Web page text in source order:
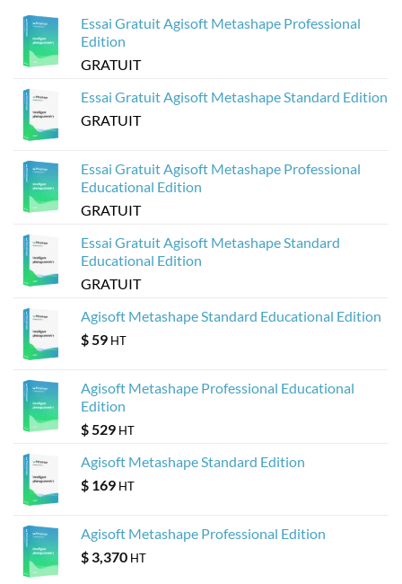
Web
partir
modèles
Agisoft
Metashape
Essai Gratuit Agisoft Metashape Professional
Edition
GRATUIT
Essai Gratuit Agisoft Metashape Standard Edition
GRATUIT
Essai Gratuit Agisoft Metashape Professional
Educational Edition
GRATUIT
Essai Gratuit Agisoft Metashape Standard
Educational Edition
GRATUIT
Agisoft Metashape Standard Educational Edition
$59 HT
Agisoft Metashape Professional Educational
Edition
$529 HT
Agisoft Metashape Standard Edition
$ 169 HT
Agisoft Metashape Professional Edition
$ 3,370 HT